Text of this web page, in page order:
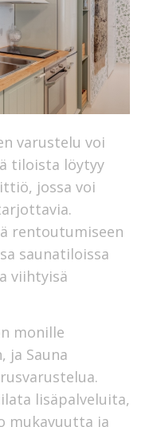
varustelu voi
tiloista löytyy
jossa voi
rentoutumiseen
saunatiloissa
viihtyisä
monille
ja Sauna
lisäpalveluita,
mukavuutta ja